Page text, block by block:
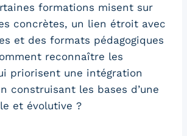
formations misent sur
concrètes, un lien étroit avec
et des formats pédagogiques
reconnaître les
priorisent une intégration
construisant les bases d’une
et évolutive ?